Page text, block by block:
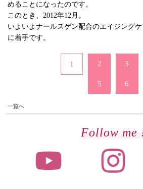
めることになったのです。
このとき、2012年12月。
いよいよナールスゲン配合のエイジング
に着手です。
1 2 3
5 6
一覧へ
Follow me